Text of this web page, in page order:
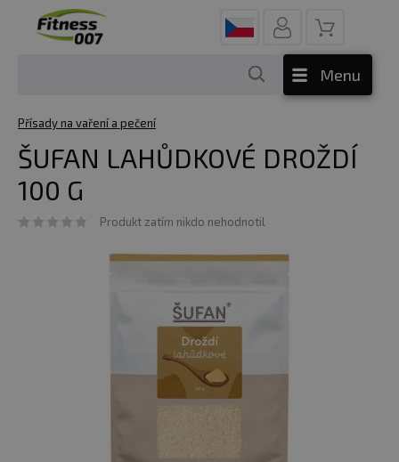
Menu
Přísady na vaření a pečení
ŠUFAN LAHŮDKOVÉ DROŽDÍ
100 G
Produkt zatím nikdo nehodnotil